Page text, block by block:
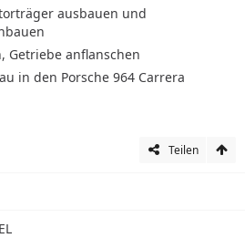
ausbauen und
Getriebe anflanschen
in den Porsche 964 Carrera
Teilen